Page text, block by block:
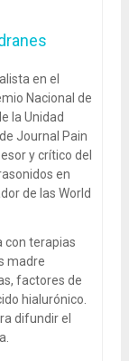
en el
Nacional de
la Unidad
Journal Pain
y crítico del
en
de las World
con terapias
madre
factores de
hialurónico.
difundir el